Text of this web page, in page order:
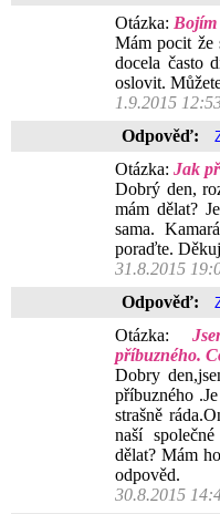
Otázka: Bojím
Mám pocit že
docela často
oslovit.
1.9.2015
Odpověď:
Otázka: Jak
Dobrý den,
mám dělat?
sama.
poraďte.
31.8.2015
Odpověď:
Otázka:
příbuzného.
Dobry
příbuzného
strašně
naší
dělat? Mám
odpověd.
30.8.2015